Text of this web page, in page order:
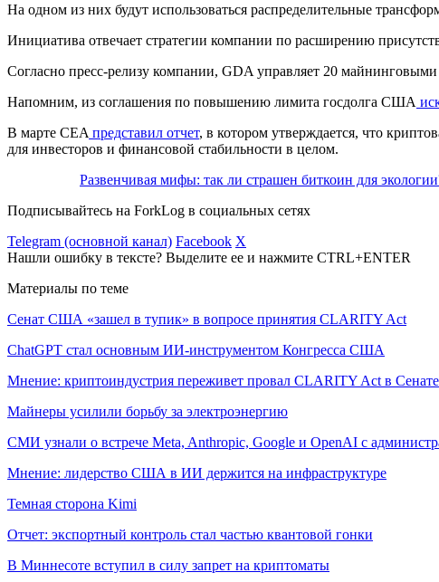
На одном из них будут использоваться распределительные
Инициатива отвечает стратегии компании по расширению
Согласно пресс-релизу компании, GDA управляет 20
Напомним, из соглашения по повышению лимита госдолга США
В марте CEA представил отчет, в котором утверждается, что
для инвесторов и финансовой стабильности в целом.
Развенчивая мифы: так ли страшен биткоин для
Подписывайтесь на ForkLog в социальных сетях
Telegram (основной канал) Facebook X
Нашли ошибку в тексте? Выделите ее и нажмите CTRL+ENTER
Материалы по теме
Сенат США «зашел в тупик» в вопросе принятия CLARITY Act
ChatGPT стал основным ИИ-инструментом Конгресса США
Мнение: криптоиндустрия переживет провал CLARITY Act в Сенате
Майнеры усилили борьбу за электроэнергию
СМИ узнали о встрече Meta, Anthropic, Google и OpenAI с
Мнение: лидерство США в ИИ держится на инфраструктуре
Темная сторона Kimi
Отчет: экспортный контроль стал частью квантовой гонки
В Миннесоте вступил в силу запрет на криптоматы